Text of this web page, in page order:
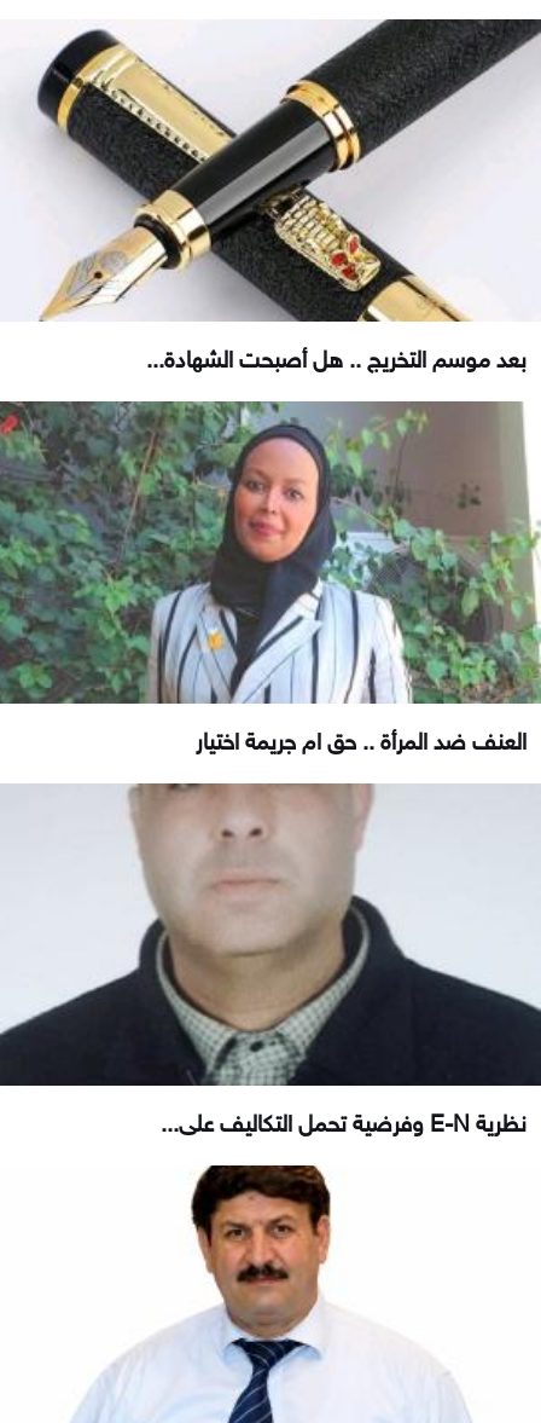
بعد موسم التخريج .. هل أصبحت الشهادة...
العنف ضد المرأة .. حق ام جريمة اختيار
نظرية E-N وفرضية تحمل التكاليف على...